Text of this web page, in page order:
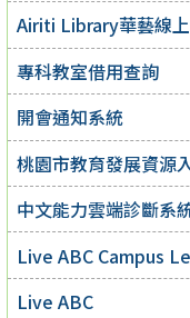
Airiti Library華藝線
專科教室借用查詢
開會通知系統
桃園市教育發展資源
中文能力雲端診斷系
Live ABC Campus
Live ABC